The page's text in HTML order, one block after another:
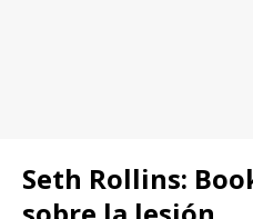
Seth Rollins: